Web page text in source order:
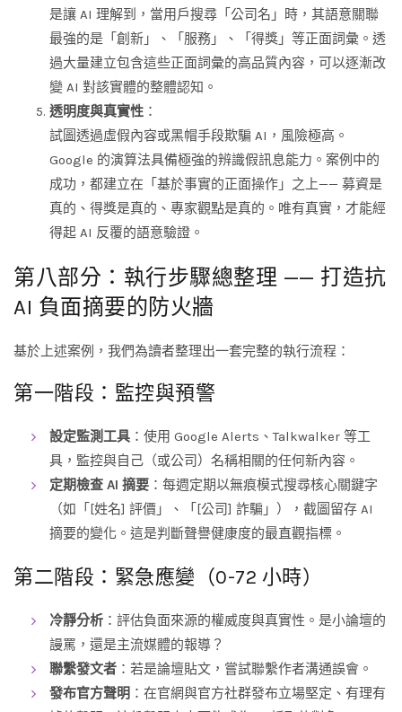
是讓 AI 理解到，當用戶搜尋「公司名」時，其語意關聯
最強的是「創新」、「服務」、「得獎」等正面詞彙。透
過大量建立包含這些正面詞彙的高品質內容，可以逐漸改
變 AI 對該實體的整體認知。
透明度與真實性 ：
試圖透過虛假內容或黑帽手段欺騙 AI，風險極高。
Google 的演算法具備極強的辨識假訊息能力。案例中的
成功，都建立在「基於事實的正面操作」之上—— 募資是
真的、得獎是真的、專家觀點是真的。唯有真實，才能經
得起 AI 反覆的語意驗證。
第八部分：執行步驟總整理 —— 打造抗
AI 負面摘要的防火牆
基於上述案例，我們為讀者整理出一套完整的執行流程：
第一階段：監控與預警
設定監測工具 ：使用 Google Alerts、Talkwalker 等工
具，監控與自己（或公司）名稱相關的任何新內容。
定期檢查 AI 摘要 ：每週定期以無痕模式搜尋核心關鍵字
（如「[姓名] 評價」、「[公司] 詐騙」），截圖留存 AI
摘要的變化。這是判斷聲譽健康度的最直觀指標。
第二階段：緊急應變（0-72 小時）
冷靜分析 ：評估負面來源的權威度與真實性。是小論壇的
謾罵，還是主流媒體的報導？
聯繫發文者 ：若是論壇貼文，嘗試聯繫作者溝通誤會。
發布官方聲明 ：在官網與官方社群發布立場堅定、有理有